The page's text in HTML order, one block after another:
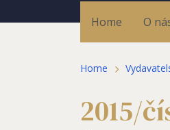
Home O
Home
2015/